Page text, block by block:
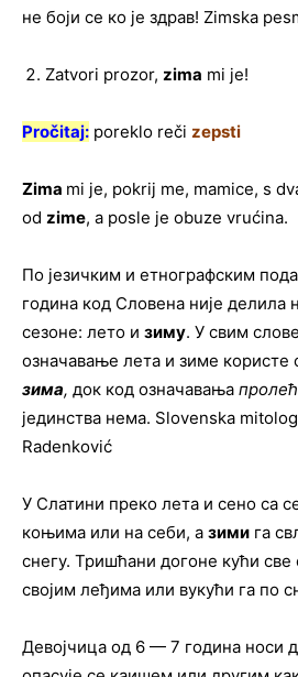
не боји се ко је здрав! Zimska
Zatvori prozor, zima mi je!
Pročitaj: poreklo reči zepsti
Zima mi je, pokrij me, mamice, s
od zime, a posle je obuze vrućina.
По језичким и етнографским
година код Словена није делила
сезоне: лето и зиму. У свим
означавање лета и зиме користе
зима, док код означавања
јединства нема. Slovenska
Radenković
У Слатини преко лета и сено са
коњима или на себи, а зими га
снегу. Тришћани догоне кући
својим леђима или вукући га по
Девојчица од 6 — 7 година носи